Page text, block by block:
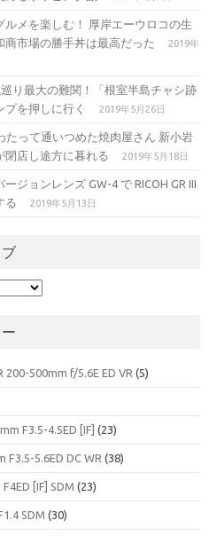
ルメを楽しむ！ 厚岸エーウロコの生
商市場の勝手丼は最高だった
2019年
巡り最大の難関！「根室半島チャシ跡
プを押しに行く
2019年5月26日
たって通いつめた焼肉屋さん 新小岩
閉店し途方に暮れる
2019年5月18日
ジョンレンズ GW-4 で RICOH GR III
る
2019年5月13日
200-500mm f/5.6E ED VR (5)
F3.5-4.5ED [IF] (23)
F3.5-5.6ED DC WR (38)
[IF] SDM (23)
SDM (30)